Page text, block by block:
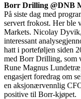
Borr Drilling @DNB
På siste dag med
servert frokost. Her ble
Markets. Nicolay
interessant
hatt i porteføljen siden
med Borr Drilling, som
Rune Magnus
engasjert foredrag om
en aksjonærvennlig
positive til Borr-kjøpet.